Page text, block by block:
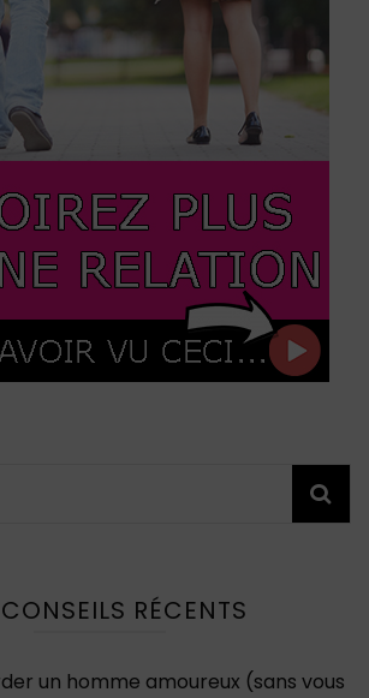
RÉCENTS
un homme amoureux (sans vous